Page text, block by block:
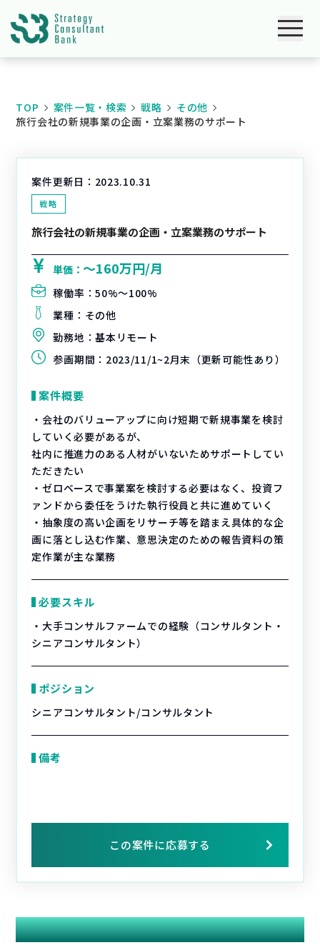
TOP 案件一覧・検索 戦略
その他
旅行会社の新規事業の企画・立案業務のサポート
案件更新日： 2023.10.31
戦略
旅行会社の新規事業の企画・立案業務のサポート
単価：〜160万円/月
稼働率：50%〜100%
業種： その他
勤務地：基本リモート
参画期間： 2023/11/1~2月末（更新可能性あり）
案件概要
・会社のバリューアップに向け短期で新規事業を検討
していく必要があるが、
社内に推進力のある人材がいないためサポートしてい
ただきたい
・ゼロベースで事業案を検討する必要はなく、投資フ
ァンドから委任をうけた執行役員と共に進めていく
・抽象度の高い企画をリサーチ等を踏まえ具体的な企
画に落とし込む作業、意思決定のための報告資料の策
定作業が主な業務
必要スキル
・大手コンサルファームでの経験（コンサルタント・
シニアコンサルタント）
ポジション
シニアコンサルタント/コンサルタント
備考
この案件に応募する
関連する案件